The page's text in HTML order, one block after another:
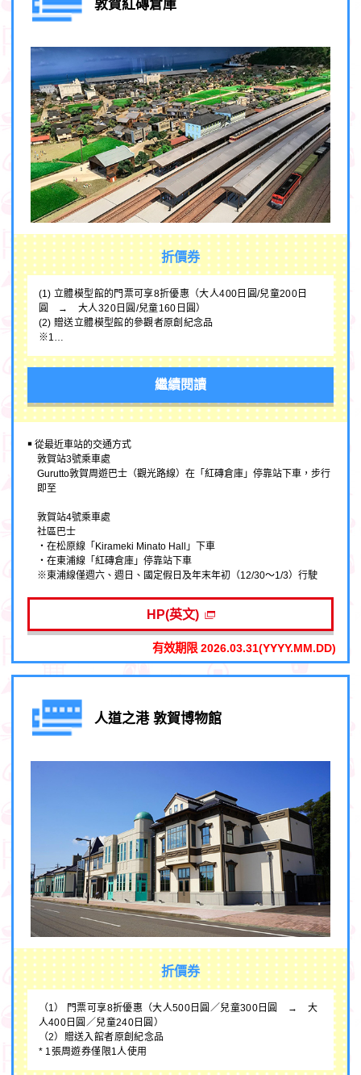
敦賀紅磚倉庫
折價券
(1) 立體模型館的門票可享8折優惠（大人400日圓/兒童200日
圓 → 大人320日圓/兒童160日圓）
(2) 贈送立體模型館的參觀者原創紀念品
※1…
繼續閱讀
￭ 從最近車站的交通方式
敦賀站3號乘車處
Gurutto敦賀周遊巴士（觀光路線）在「紅磚倉庫」停靠站下車，步行
即至
敦賀站4號乘車處
社區巴士
・在松原線「Kirameki Minato Hall」下車
・在東浦線「紅磚倉庫」停靠站下車
※東浦線僅週六、週日、國定假日及年末年初（12/30～1/3）行駛
HP(英文)
有效期限 2026.03.31(YYYY.MM.DD)
人道之港 敦賀博物館
折價券
（1） 門票可享8折優惠（大人500日圓／兒童300日圓 → 大
人400日圓／兒童240日圓）
（2）贈送入館者原創紀念品
* 1張周遊券僅限1人使用